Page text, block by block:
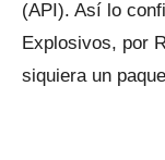
(API). Así lo
Explosivos, por
siquiera un